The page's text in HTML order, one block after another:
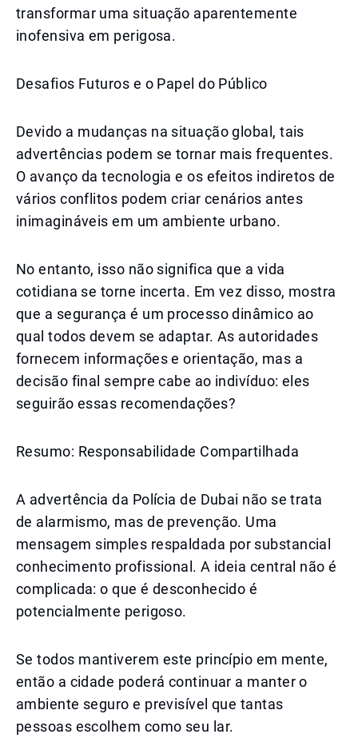
transformar uma situação aparentemente
inofensiva em perigosa.
Desafios Futuros e o Papel do Público
Devido a mudanças na situação global, tais
advertências podem se tornar mais frequentes.
O avanço da tecnologia e os efeitos indiretos de
vários conflitos podem criar cenários antes
inimagináveis em um ambiente urbano.
No entanto, isso não significa que a vida
cotidiana se torne incerta. Em vez disso, mostra
que a segurança é um processo dinâmico ao
qual todos devem se adaptar. As autoridades
fornecem informações e orientação, mas a
decisão final sempre cabe ao indivíduo: eles
seguirão essas recomendações?
Resumo: Responsabilidade Compartilhada
A advertência da Polícia de Dubai não se trata
de alarmismo, mas de prevenção. Uma
mensagem simples respaldada por substancial
conhecimento profissional. A ideia central não é
complicada: o que é desconhecido é
potencialmente perigoso.
Se todos mantiverem este princípio em mente,
então a cidade poderá continuar a manter o
ambiente seguro e previsível que tantas
pessoas escolhem como seu lar.